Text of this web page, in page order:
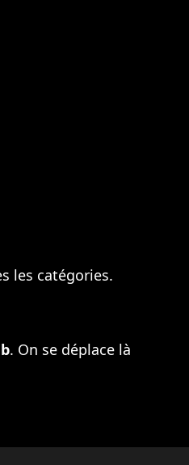
les catégories.
. On se déplace là